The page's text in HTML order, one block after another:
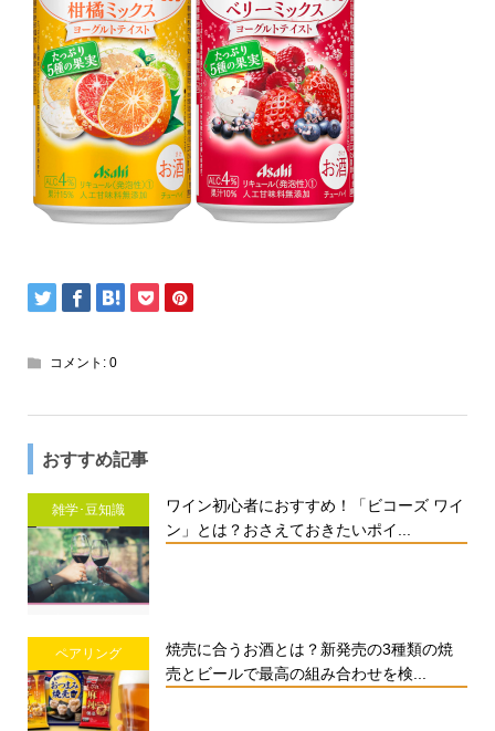
コメント: 0
おすすめ記事
雑学･豆知識
ワイン初心者におすすめ！「ビコーズ ワイ
ン」とは？おさえておきたいポイ...
ペアリング
焼売に合うお酒とは？新発売の3種類の焼
売とビールで最高の組み合わせを検...